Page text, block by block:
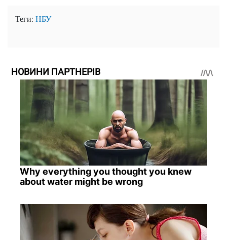
Теги: НБУ
НОВИНИ ПАРТНЕРІВ
Why everything you thought you knew
about water might be wrong